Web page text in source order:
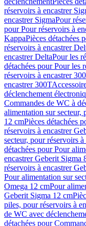
réservoirs à encastrer
encastrer SigmaPour
pour Pour réservoirs à
KappaPièces détachées
réservoirs à encastrer
encastrer DeltaPour les
détachées pour Pour les
réservoirs à encastrer
encastrer 300T
déclenchement
Commandes de WC à
alimentation sur secteur,
12 cmPièces détachées
réservoirs à encastrer
secteur, pour réservoirs
détachées pour Pour
encastrer Geberit Sigma
réservoirs à encastrer
Pour alimentation sur
Omega 12 cmPour
Geberit Sigma 12 cm
piles, pour réservoirs à
de WC avec
détachées pour